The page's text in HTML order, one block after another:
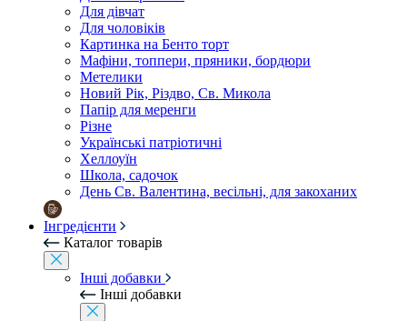
Для дівчат
Для чоловіків
Картинка на Бенто торт
Мафіни, топпери, пряники, бордюри
Метелики
Новий Рік, Різдво, Св. Микола
Папір для меренги
Різне
Українські патріотичні
Хеллоуїн
Школа, садочок
День Св. Валентина, весільні, для закоханих
Інгредієнти
Каталог товарів
Інші добавки
Інші добавки